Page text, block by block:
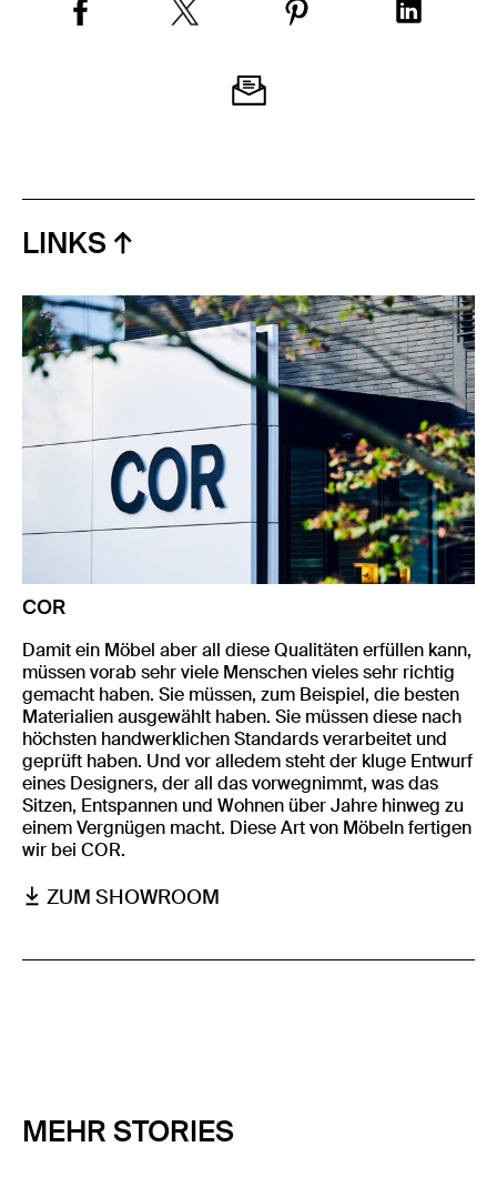
LINKS
COR
Damit ein Möbel aber all diese Qualitäten erfüllen kann,
müssen vorab sehr viele Menschen vieles sehr richtig
gemacht haben. Sie müssen, zum Beispiel, die besten
Materialien ausgewählt haben. Sie müssen diese nach
höchsten handwerklichen Standards verarbeitet und
geprüft haben. Und vor alledem steht der kluge Entwurf
eines Designers, der all das vorwegnimmt, was das
Sitzen, Entspannen und Wohnen über Jahre hinweg zu
einem Vergnügen macht. Diese Art von Möbeln fertigen
wir bei COR.
ZUM SHOWROOM
MEHR STORIES